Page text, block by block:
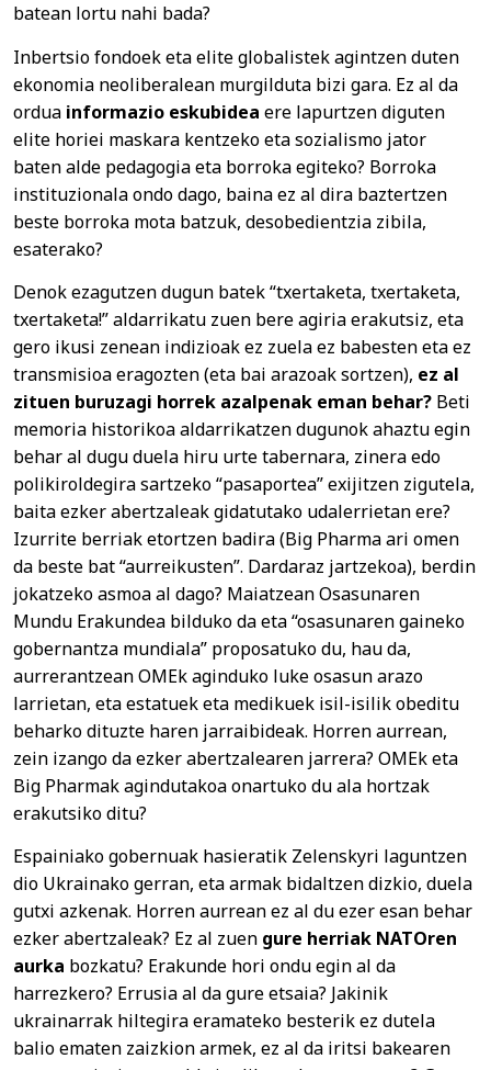
batean lortu nahi bada?
Inbertsio fondoek eta elite globalistek agintzen duten
ekonomia neoliberalean murgilduta bizi gara. Ez al da
ordua informazio eskubidea ere lapurtzen diguten
elite horiei maskara kentzeko eta sozialismo jator
baten alde pedagogia eta borroka egiteko? Borroka
instituzionala ondo dago, baina ez al dira baztertzen
beste borroka mota batzuk, desobedientzia zibila,
esaterako?
Denok ezagutzen dugun batek “txertaketa, txertaketa,
txertaketa!” aldarrikatu zuen bere agiria erakutsiz, eta
gero ikusi zenean indizioak ez zuela ez babesten eta ez
transmisioa eragozten (eta bai arazoak sortzen), ez al
zituen buruzagi horrek azalpenak eman behar? Beti
memoria historikoa aldarrikatzen dugunok ahaztu egin
behar al dugu duela hiru urte tabernara, zinera edo
polikiroldegira sartzeko “pasaportea” exijitzen zigutela,
baita ezker abertzaleak gidatutako udalerrietan ere?
Izurrite berriak etortzen badira (Big Pharma ari omen
da beste bat “aurreikusten”. Dardaraz jartzekoa), berdin
jokatzeko asmoa al dago? Maiatzean Osasunaren
Mundu Erakundea bilduko da eta “osasunaren gaineko
gobernantza mundiala” proposatuko du, hau da,
aurrerantzean OMEk aginduko luke osasun arazo
larrietan, eta estatuek eta medikuek isil-isilik obeditu
beharko dituzte haren jarraibideak. Horren aurrean,
zein izango da ezker abertzalearen jarrera? OMEk eta
Big Pharmak agindutakoa onartuko du ala hortzak
erakutsiko ditu?
Espainiako gobernuak hasieratik Zelenskyri laguntzen
dio Ukrainako gerran, eta armak bidaltzen dizkio, duela
gutxi azkenak. Horren aurrean ez al du ezer esan behar
ezker abertzaleak? Ez al zuen gure herriak NATOren
aurka bozkatu? Erakunde hori ondu egin al da
harrezkero? Errusia al da gure etsaia? Jakinik
ukrainarrak hiltegira eramateko besterik ez dutela
balio ematen zaizkion armek, ez al da iritsi bakearen